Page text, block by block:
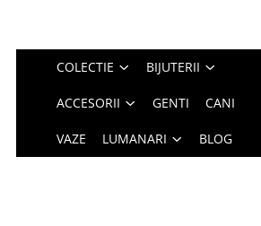
COLECTIE BIJUTERII
ACCESORII GENTI CANI
VAZE LUMANARI BLOG